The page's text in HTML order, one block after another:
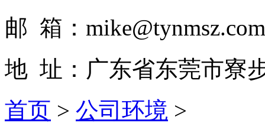
邮 箱：
地 址：广东省东莞市寮
首页 > 公司环境 >